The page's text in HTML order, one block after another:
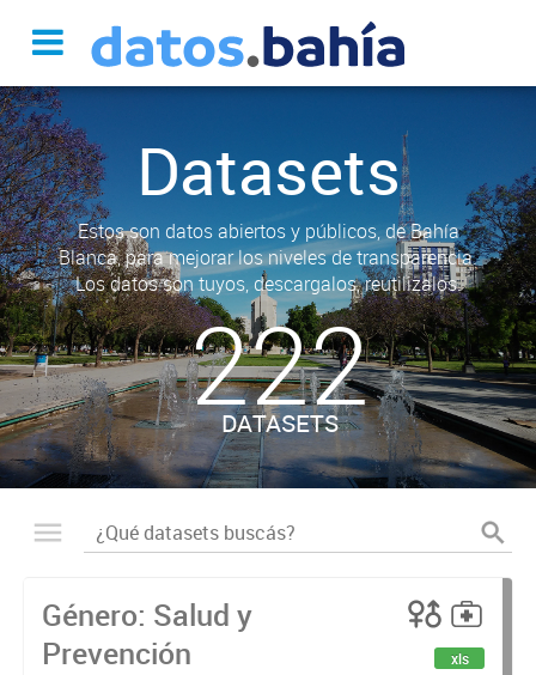
Datasets
Estos son datos abiertos y públicos, de Bahía
Blanca, para mejorar los niveles de transparencia.
Los datos son tuyos, descargalos, reutilizalos.
222
DATASETS
Género: Salud y
Prevención
xls